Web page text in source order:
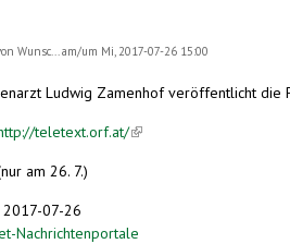
Wunsc...am/um Mi, 2017-07-26 15:00
Ludwig Zamenhof veröffentlicht die
teletext.orf.at/(link is external)
am 26. 7.)
2017-07-26
Nachrichtenportale